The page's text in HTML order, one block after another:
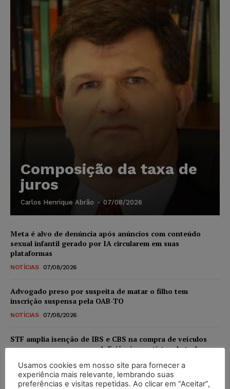
Composição da taxa de
juros
Carlos Henrique Abrão - 07/08/2026
Meta é alvo de denúncia após anúncios com conteúdo
sexual infantil gerado por IA circularem em suas
plataformas
NOTÍCIAS 07/08/2026
Advogado preso por suspeita de matar o filho tem
inscrição suspensa pela OAB-TO
NOTÍCIAS 07/08/2026
STF amplia isenção de IBS e CBS na compra de veículos
novos para pessoas com deficiência e autistas de todos os
DIREITO TRIBUTÁRIO 07/08/2026
Usamos cookies em nosso site para fornecer a
experiência mais relevante, lembrando suas
preferências e visitas repetidas. Ao clicar em “Aceitar”,